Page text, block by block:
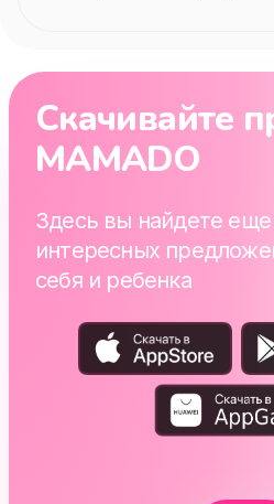
Скачивайте
MAMADO
Здесь вы найдете
интересных
себя и ребенка